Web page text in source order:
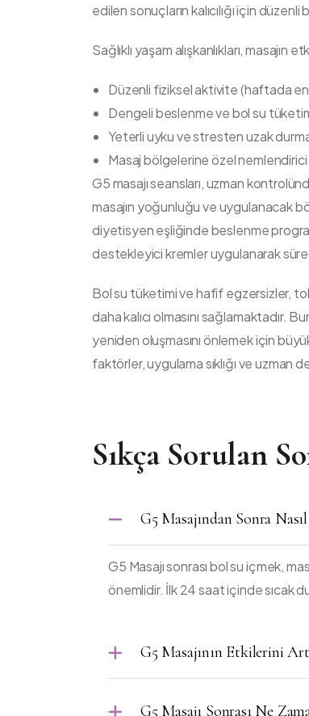
edilen sonuçların kalıcılığı için düzenli
Sağlıklı yaşam alışkanlıkları, masajın
Düzenli fiziksel aktivite (haftada
Dengeli beslenme ve bol su
Yeterli uyku ve stresten uzak
Masaj bölgelerine özel nemlendirici
G5 masajı seansları, uzman
masajın yoğunluğu ve uygulanacak
diyetisyen eşliğinde beslenme
destekleyici kremler uygulanarak
Bol su tüketimi ve hafif egzersizler,
daha kalıcı olmasını sağlamaktadır.
yeniden oluşmasını önlemek için
faktörler, uygulama sıklığı ve uzman
Sıkça Sorulan
G5 Masajından Sonra
G5 Masajı sonrası bol su içmek,
önemlidir. İlk 24 saat içinde sıcak
G5 Masajının Etkilerini
G5 Masajı Sonrası Ne